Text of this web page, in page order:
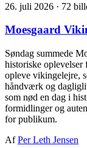
26. juli 2026 · 72
Moesgaard
Søndag summede
historiske oplevelser
opleve vikingelejre,
håndværk og
som nød en dag i
formidlinger og
for publikum.
AfPer Leth Jensen